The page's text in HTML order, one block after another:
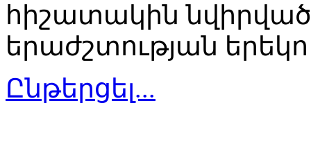
հիշատակին
երաժշտության
Ընթերցել...